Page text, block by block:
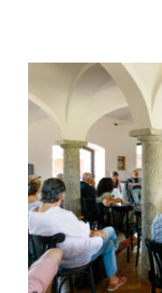
Il ritiro